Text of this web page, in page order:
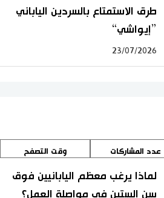
طرق الاستمتاع بالسردين الياباني
”إيواشي“
23/07/2026
عدد المشاركات وقت التصفح
لماذا يرغب معظم اليابانيين فوق
سن الستين في مواصلة العمل؟